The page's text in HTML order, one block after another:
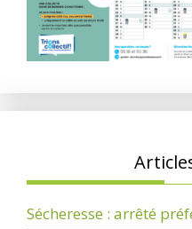
Sécheresse : arrêté